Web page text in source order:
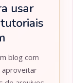
usar
blog com
aproveitar